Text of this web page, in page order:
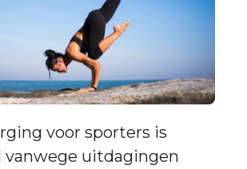
voor sporters is
vanwege uitdagingen